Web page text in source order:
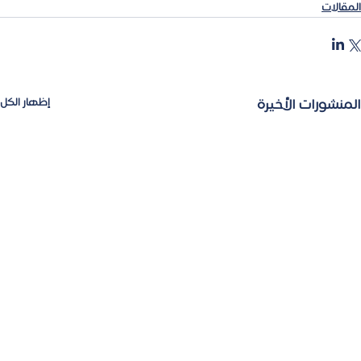
المقالات
المنشورات الأخيرة إظهار الكل